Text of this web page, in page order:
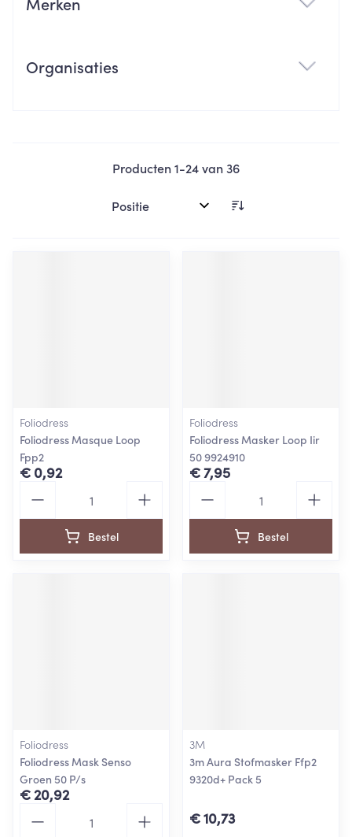
Organisaties
Producten1-24van36
Sorteer op:
Foliodress
Foliodress Masque Loop
Fpp2
€ 0,92
Bestel
Foliodress
Foliodress Masker Loop Iir
50 9924910
€ 7,95
Bestel
Foliodress
Foliodress Mask Senso
Groen 50 P/s
€ 20,92
3M
3m Aura Stofmasker Ffp2
9320d+ Pack 5
€ 10,73